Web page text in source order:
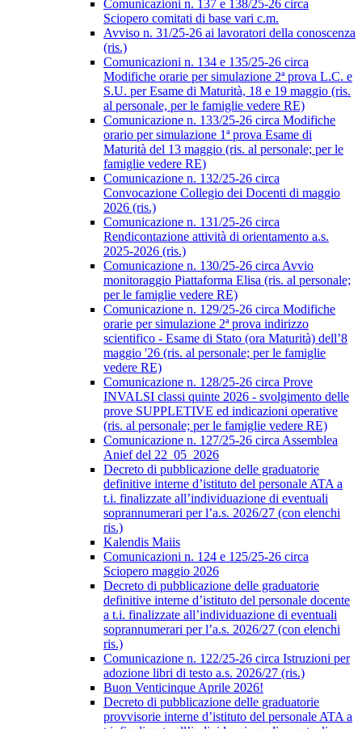
Comunicazioni n. 137 e 138/25-26 circa
Sciopero comitati di base vari c.m.
Avviso n. 31/25-26 ai lavoratori della conoscenza
(ris.)
Comunicazioni n. 134 e 135/25-26 circa
Modifiche orarie per simulazione 2ª prova L.C. e
S.U. per Esame di Maturità, 18 e 19 maggio (ris.
al personale, per le famiglie vedere RE)
Comunicazione n. 133/25-26 circa Modifiche
orario per simulazione 1ª prova Esame di
Maturità del 13 maggio (ris. al personale; per le
famiglie vedere RE)
Comunicazione n. 132/25-26 circa
Convocazione Collegio dei Docenti di maggio
2026 (ris.)
Comunicazione n. 131/25-26 circa
Rendicontazione attività di orientamento a.s.
2025-2026 (ris.)
Comunicazione n. 130/25-26 circa Avvio
monitoraggio Piattaforma Elisa (ris. al personale;
per le famiglie vedere RE)
Comunicazione n. 129/25-26 circa Modifiche
orarie per simulazione 2ª prova indirizzo
scientifico - Esame di Stato (ora Maturità) dell’8
maggio '26 (ris. al personale; per le famiglie
vedere RE)
Comunicazione n. 128/25-26 circa Prove
INVALSI classi quinte 2026 - svolgimento delle
prove SUPPLETIVE ed indicazioni operative
(ris. al personale; per le famiglie vedere RE)
Comunicazione n. 127/25-26 circa Assemblea
Anief del 22_05_2026
Decreto di pubblicazione delle graduatorie
definitive interne d’istituto del personale ATA a
t.i. finalizzate all’individuazione di eventuali
soprannumerari per l’a.s. 2026/27 (con elenchi
ris.)
Kalendis Maiis
Comunicazioni n. 124 e 125/25-26 circa
Sciopero maggio 2026
Decreto di pubblicazione delle graduatorie
definitive interne d’istituto del personale docente
a t.i. finalizzate all’individuazione di eventuali
soprannumerari per l’a.s. 2026/27 (con elenchi
ris.)
Comunicazione n. 122/25-26 circa Istruzioni per
adozione libri di testo a.s. 2026/27 (ris.)
Buon Venticinque Aprile 2026!
Decreto di pubblicazione delle graduatorie
provvisorie interne d’istituto del personale ATA a